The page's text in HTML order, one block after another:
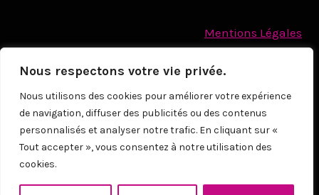
Nous respectons votre vie privée.
Nous utilisons des cookies pour améliorer votre expérience
de navigation, diffuser des publicités ou des contenus
personnalisés et analyser notre trafic. En cliquant sur «
Tout accepter », vous consentez à notre utilisation des
cookies.
Mentions Légales
Politique des cookies
Protection des Données à caractère personnel
© 2026